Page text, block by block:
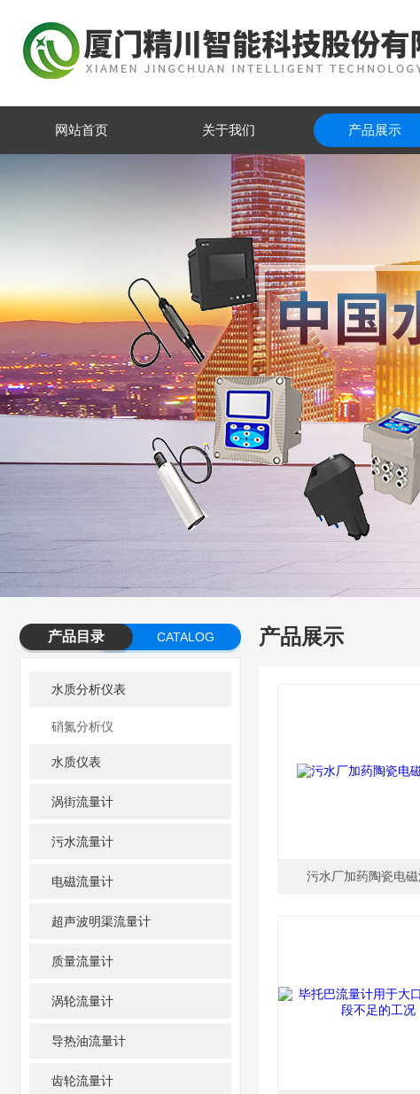
网站首页 关于我们 产品展示
产品目录 CATALOG
水质分析仪表
硝氮分析仪
水质仪表
涡街流量计
污水流量计
电磁流量计
超声波明渠流量计
质量流量计
涡轮流量计
导热油流量计
齿轮流量计
产品展示
污水厂加药陶瓷电